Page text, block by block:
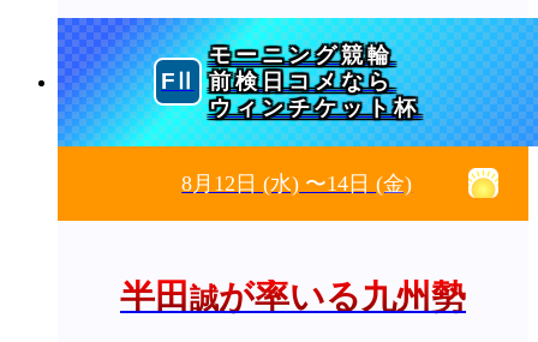
モーニング競輪
前検日コメなら
ウィンチケット杯
8月12日(水) 〜14日(金)
半田誠が率いる九州勢